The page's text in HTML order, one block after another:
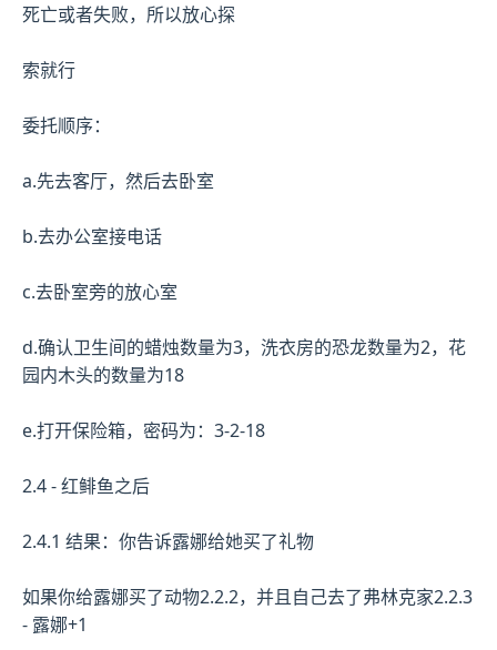
死亡或者失败，所以放心探
索就行
委托顺序：
a.先去客厅，然后去卧室
b.去办公室接电话
c.去卧室旁的放心室
d.确认卫生间的蜡烛数量为3，洗衣房的恐龙数量为2，花
园内木头的数量为18
e.打开保险箱，密码为：3-2-18
2.4 - 红鲱鱼之后
2.4.1 结果：你告诉露娜给她买了礼物
如果你给露娜买了动物2.2.2，并且自己去了弗林克家2.2.3
- 露娜+1